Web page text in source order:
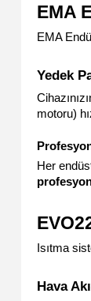
EMA
EMA
Yedek
motoru)
Isıtma
Hava